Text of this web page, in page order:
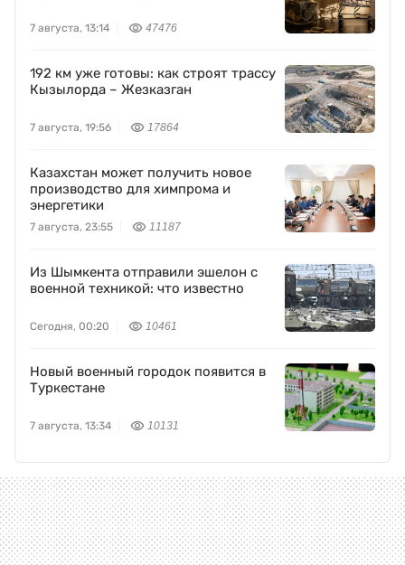
7 августа, 13:14 47476
192 км уже готовы: как строят трассу
Кызылорда – Жезказган
7 августа, 19:56 17864
Казахстан может получить новое
производство для химпрома и
энергетики
7 августа, 23:55 11187
Из Шымкента отправили эшелон с
военной техникой: что известно
Сегодня, 00:20 10461
Новый военный городок появится в
Туркестане
7 августа, 13:34 10131